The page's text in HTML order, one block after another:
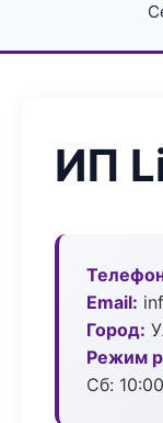
ИП
Email:
Город:
Режим
Сб: